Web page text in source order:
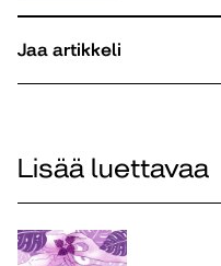
Jaa artikkeli
Lisää luettavaa